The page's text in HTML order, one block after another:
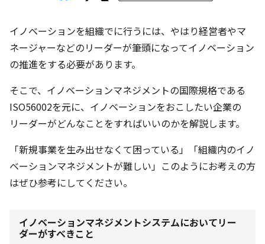
イノベーションを組織でに行うには、やはり経営者やマ
ネージャーなどのリーダーが筆頭になってイノベーション
の推進をする必要があります。
そこで、イノベーションマネジメントの国際規格である
ISO56002を元に、イノベーションをおこしたい企業の
リーダーがどんなことをすればいいのかを解説します。
「新規事業を生み出せなくて困っている」「組織内のイノ
ベーションマネジメントが難しい」このようにお考えの方
はぜひ参考にしてください。
イノベーションマネジメントシステムにおいてリー
ダーがすべきこと